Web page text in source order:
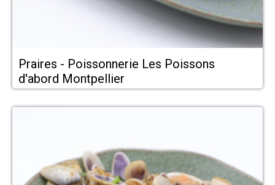
Praires - Poissonnerie Les Poissons
d'abord Montpellier